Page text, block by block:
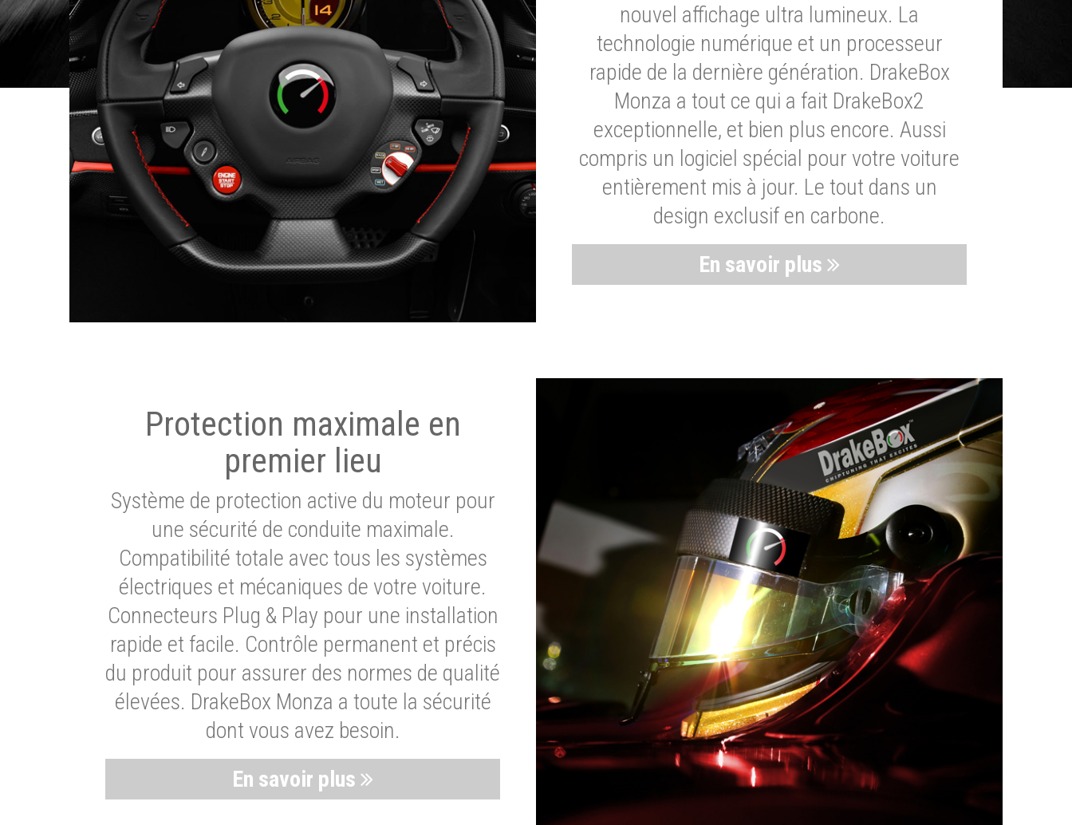
nouvel affichage ultra lumineux. La
technologie numérique et un processeur
rapide de la dernière génération. DrakeBox
Monza a tout ce qui a fait DrakeBox2
exceptionnelle, et bien plus encore. Aussi
compris un logiciel spécial pour votre voiture
entièrement mis à jour. Le tout dans un
design exclusif en carbone.
En savoir plus
Protection maximale en
premier lieu
Système de protection active du moteur pour
une sécurité de conduite maximale.
Compatibilité totale avec tous les systèmes
électriques et mécaniques de votre voiture.
Connecteurs Plug & Play pour une installation
rapide et facile. Contrôle permanent et précis
du produit pour assurer des normes de qualité
élevées. DrakeBox Monza a toute la sécurité
dont vous avez besoin.
En savoir plus